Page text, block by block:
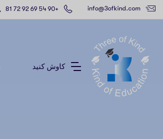
info@3ofkind.com
+90 54 69 92 72 81
کاوش کنید